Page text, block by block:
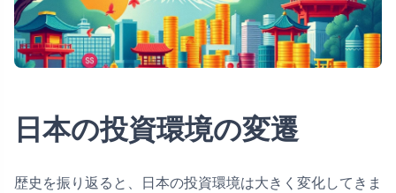
日本の投資環境の変遷
歴史を振り返ると、日本の投資環境は大きく変化してきま